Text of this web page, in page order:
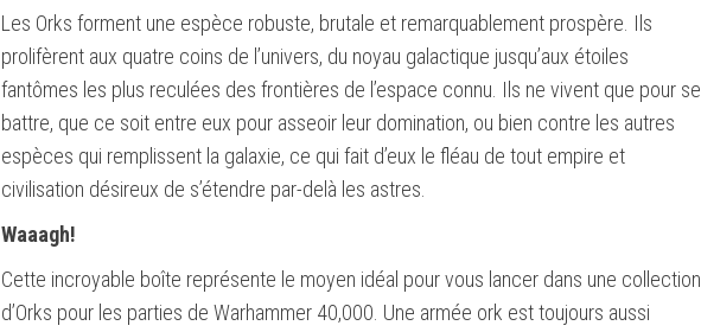
Les Orks forment une espèce robuste, brutale et remarquablement prospère. Ils
prolifèrent aux quatre coins de l’univers, du noyau galactique jusqu’aux étoiles
fantômes les plus reculées des frontières de l’espace connu. Ils ne vivent que pour se
battre, que ce soit entre eux pour asseoir leur domination, ou bien contre les autres
espèces qui remplissent la galaxie, ce qui fait d’eux le fléau de tout empire et
civilisation désireux de s’étendre par-delà les astres.
Waaagh!
Cette incroyable boîte représente le moyen idéal pour vous lancer dans une collection
d’Orks pour les parties de Warhammer 40,000. Une armée ork est toujours aussi